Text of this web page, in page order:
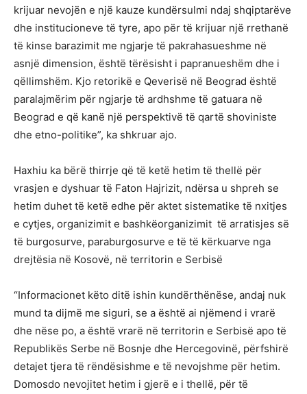
krijuar nevojën e një kauze kundërsulmi ndaj shqiptarëve
dhe institucioneve të tyre, apo për të krijuar një rrethanë
të kinse barazimit me ngjarje të pakrahasueshme në
asnjë dimension, është tërësisht i papranueshëm dhe i
qëllimshëm. Kjo retorikë e Qeverisë në Beograd është
paralajmërim për ngjarje të ardhshme të gatuara në
Beograd e që kanë një perspektivë të qartë shoviniste
dhe etno-politike”, ka shkruar ajo.
Haxhiu ka bërë thirrje që të ketë hetim të thellë për
vrasjen e dyshuar të Faton Hajrizit, ndërsa u shpreh se
hetim duhet të ketë edhe për aktet sistematike të nxitjes
e cytjes, organizimit e bashkëorganizimit të arratisjes së
të burgosurve, paraburgosurve e të të kërkuarve nga
drejtësia në Kosovë, në territorin e Serbisë
“Informacionet këto ditë ishin kundërthënëse, andaj nuk
mund ta dijmë me siguri, se a është ai njëmend i vrarë
dhe nëse po, a është vrarë në territorin e Serbisë apo të
Republikës Serbe në Bosnje dhe Hercegovinë, përfshirë
detajet tjera të rëndësishme e të nevojshme për hetim.
Domosdo nevojitet hetim i gjerë e i thellë, për të